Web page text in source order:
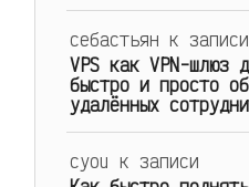
себастьян к записи
VPS как VPN-шлюз
быстро и просто
удалённых
cyou к записи